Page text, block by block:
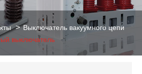
Выключатель вакуумного цепи
выключатель